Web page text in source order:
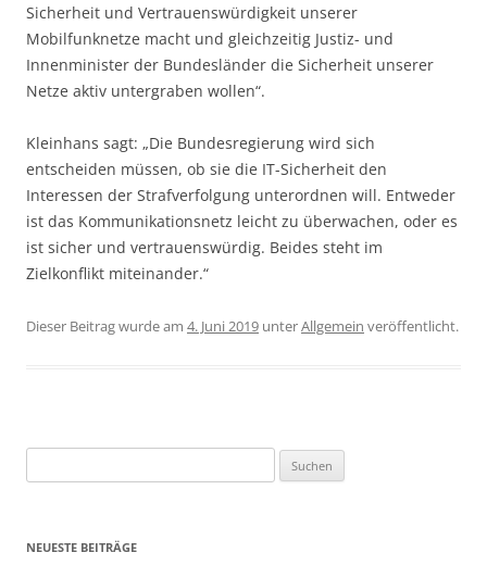
Sicherheit und Vertrauenswürdigkeit unserer
Mobilfunknetze macht und gleichzeitig Justiz- und
Innenminister der Bundesländer die Sicherheit unserer
Netze aktiv untergraben wollen“.
Kleinhans sagt: „Die Bundesregierung wird sich
entscheiden müssen, ob sie die IT-Sicherheit den
Interessen der Strafverfolgung unterordnen will. Entweder
ist das Kommunikationsnetz leicht zu überwachen, oder es
ist sicher und vertrauenswürdig. Beides steht im
Zielkonflikt miteinander.“
Dieser Beitrag wurde am 4. Juni 2019 unterAllgemein veröffentlicht.
nach:
NEUESTE BEITRÄGE